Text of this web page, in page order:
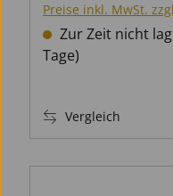
Preise inkl. MwSt.
Zur Zeit nicht
Tage)
Vergleich